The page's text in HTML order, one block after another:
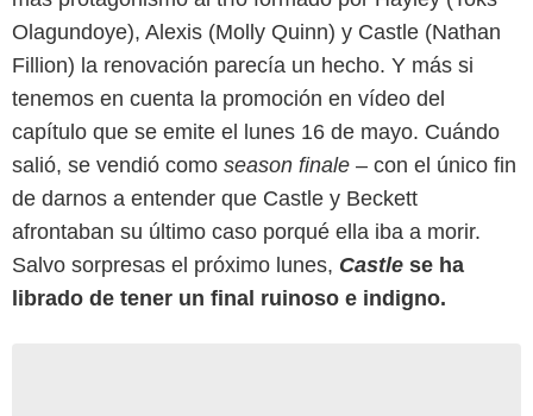
Olagundoye), Alexis (Molly Quinn) y Castle (Nathan
Fillion) la renovación parecía un hecho. Y más si
tenemos en cuenta la promoción en vídeo del
capítulo que se emite el lunes 16 de mayo. Cuándo
salió, se vendió como season finale – con el único fin
de darnos a entender que Castle y Beckett
afrontaban su último caso porqué ella iba a morir.
Salvo sorpresas el próximo lunes, Castle se ha
librado de tener un final ruinoso e indigno.